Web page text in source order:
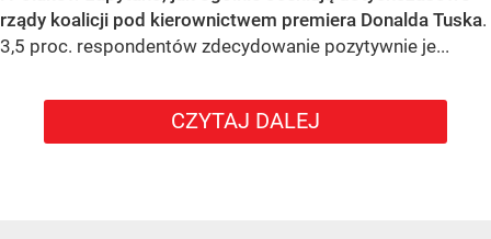
rządy koalicji pod kierownictwem premiera Donalda Tuska.
3,5 proc. respondentów zdecydowanie pozytywnie je...
CZYTAJ DALEJ